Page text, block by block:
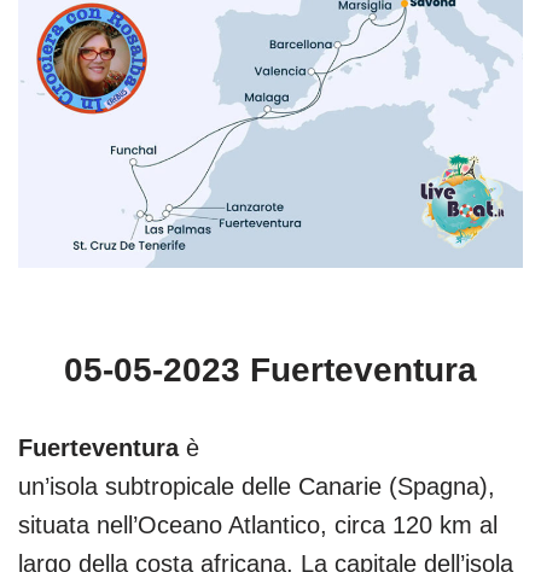
05-05-2023 Fuerteventura
Fuerteventuraè
un’isola subtropicale delle Canarie (Spagna),
situata nell’Oceano Atlantico, circa 120 km al
largo della costa africana. La capitale dell’isola